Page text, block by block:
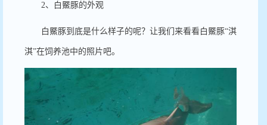
2、白鱀豚的外观
白鱀豚到底是什么样子的呢？让我们来看看白鱀豚“淇
淇”在饲养池中的照片吧。